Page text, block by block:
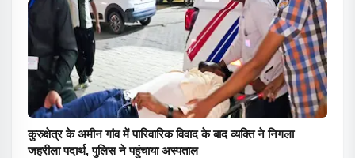
कुरुक्षेत्र के अमीन गांव में पारिवारिक विवाद के बाद व्यक्ति ने निगला
जहरीला पदार्थ, पुलिस ने पहुंचाया अस्पताल